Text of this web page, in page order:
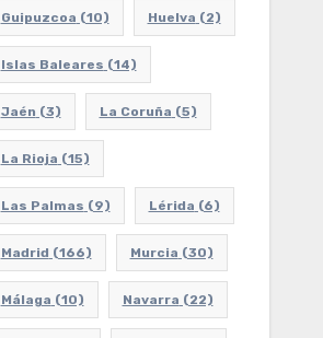
Guipuzcoa (10) Huelva (2)
Islas Baleares (14)
Jaén (3) La Coruña (5)
La Rioja (15)
Las Palmas (9) Lérida (6)
Madrid (166) Murcia (30)
Málaga (10) Navarra (22)